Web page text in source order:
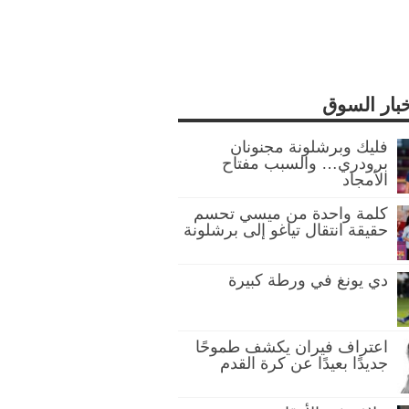
السوق
فليك وبرشلونة مجنونان
برودري… والسبب مفتاح
الأمجاد
كلمة واحدة من ميسي تحسم
حقيقة انتقال تياغو إلى برشلونة
دي يونغ في ورطة كبيرة
اعتراف فيران يكشف طموحًا
جديدًا بعيدًا عن كرة القدم